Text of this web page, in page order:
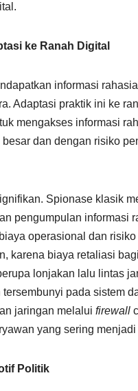
ke Ranah Digital
informasi
Adaptasi praktik ini ke
mengakses informasi
dan dengan risiko
Spionase klasik
pengumpulan informasi
operasional dan
karena biaya retaliasi
lonjakan lalu lintas
pada sistem
jaringan melalui firewall
yang sering menjadi
Politik